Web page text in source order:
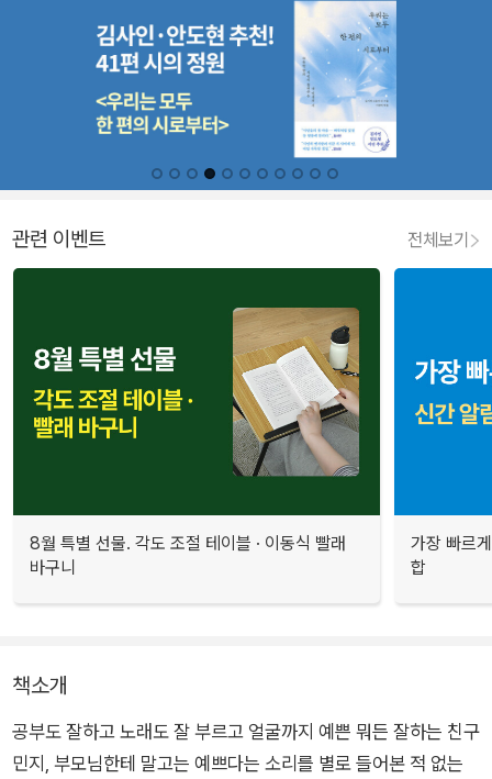
관련 이벤트 전체보기
8월 특별 선물. 각도 조절 테이블 · 이동식 빨래
바구니
가장 빠르
합
책소개
공부도 잘하고 노래도 잘 부르고 얼굴까지 예쁜 뭐든 잘하는 친구
민지, 부모님한테 말고는 예쁘다는 소리를 별로 들어본 적 없는